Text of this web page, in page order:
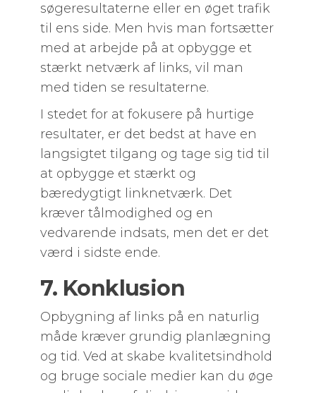
søgeresultaterne eller en øget trafik
til ens side. Men hvis man fortsætter
med at arbejde på at opbygge et
stærkt netværk af links, vil man
med tiden se resultaterne.
I stedet for at fokusere på hurtige
resultater, er det bedst at have en
langsigtet tilgang og tage sig tid til
at opbygge et stærkt og
bæredygtigt linknetværk. Det
kræver tålmodighed og en
vedvarende indsats, men det er det
værd i sidste ende.
7. Konklusion
Opbygning af links på en naturlig
måde kræver grundig planlægning
og tid. Ved at skabe kvalitetsindhold
og bruge sociale medier kan du øge